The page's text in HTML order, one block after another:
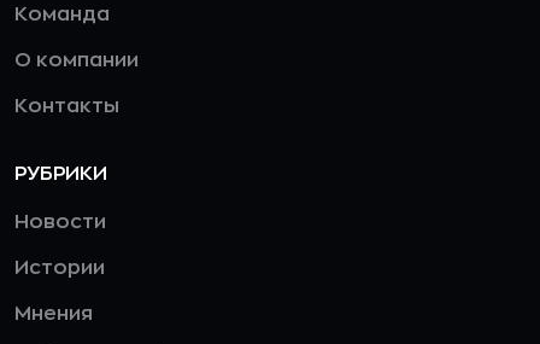
Команда
О компании
Контакты
РУБРИКИ
Новости
Истории
Мнения